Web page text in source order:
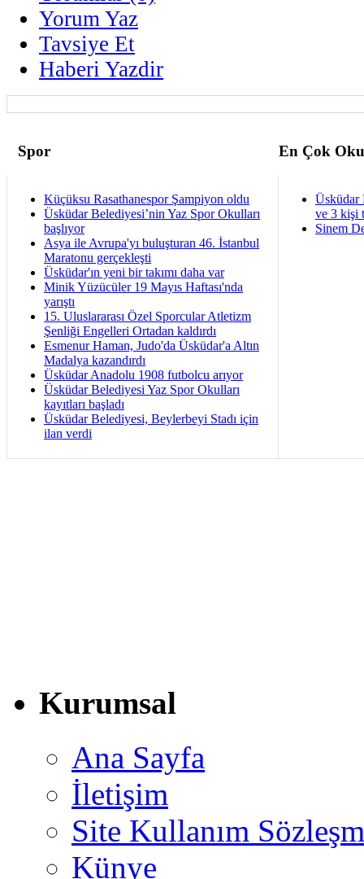
Yorum Yaz
Tavsiye Et
Haberi Yazdir
Spor En Çok
Küçüksu Rasathanespor Şampiyon oldu
Üsküdar Belediyesi’nin Yaz Spor Okulları
başlıyor
Asya ile Avrupa'yı buluşturan 46. İstanbul
Maratonu gerçekleşti
Üsküdar'ın yeni bir takımı daha var
Minik Yüzücüler 19 Mayıs Haftası'nda
yarıştı
15. Uluslararası Özel Sporcular Atletizm
Şenliği Engelleri Ortadan kaldırdı
Esmenur Haman, Judo'da Üsküdar'a Altın
Madalya kazandırdı
Üsküdar Anadolu 1908 futbolcu arıyor
Üsküdar Belediyesi Yaz Spor Okulları
kayıtları başladı
Üsküdar Belediyesi, Beylerbeyi Stadı için
ilan verdi
Üsküdar
ve 3 kişi
Sinem
Kurumsal
Ana Sayfa
İletişim
Site Kullanım
Künye